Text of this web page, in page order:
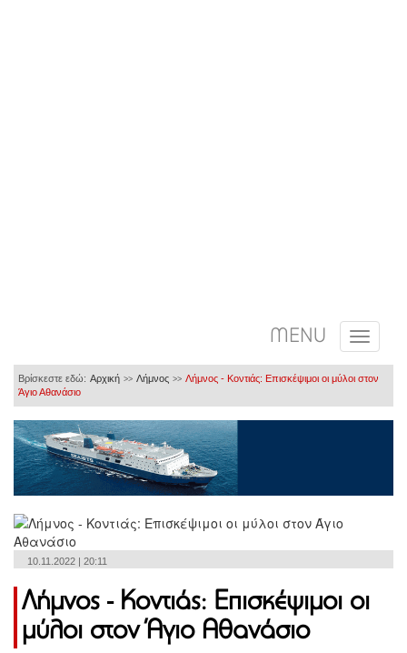
MENU
Βρίσκεστε εδώ: Αρχική >> Λήμνος >> Λήμνος - Κοντιάς: Επισκέψιμοι οι μύλοι στον
Άγιο Αθανάσιο
10.11.2022 | 20:11
Λήμνος - Κοντιάς: Επισκέψιμοι οι
μύλοι στον Άγιο Αθανάσιο